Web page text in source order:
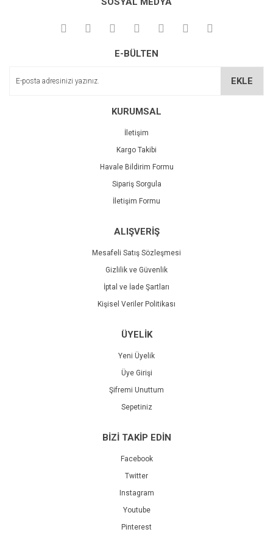
Yorum Yaz
Görüş ve önerileriniz için teşekkür ederiz.
Ürün açıklamasında eksik bilgiler bulunuyor.
Bu ürüne benzer farklı alternatifler olmalı.
Gönder
E-BÜLTEN
EKLE
KURUMSAL
İletişim
Kargo Takibi
Havale Bildirim Formu
Sipariş Sorgula
İletişim Formu
ALIŞVERİŞ
Mesafeli Satış Sözleşmesi
Gizlilik ve Güvenlik
İptal ve İade Şartları
Kişisel Veriler Politikası
ÜYELİK
Yeni Üyelik
Üye Girişi
Şifremi Unuttum
Sepetiniz
BİZİ TAKİP EDİN
Facebook
Twitter
Instagram
Youtube
Pinterest